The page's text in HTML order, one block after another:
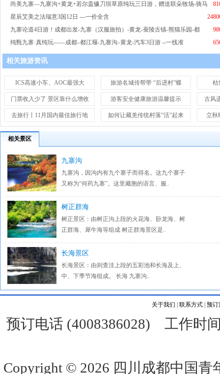
尚美九寨—九寨沟+黄龙+若尔盖镰刀坝草原纯玩三日游，赠送联朵牧场-骑马
星辰艾美之法瑞意3国12日 ---一价全含
九寨论道4日游！成都出发-九寨（汉服旅拍）-黄龙-蚕陵古镇-熊猫乐园-都
纯甄九寨·真纯玩——成都–都江堰-九寨沟–黄龙-汽车3日游 --一线准
相关旅游资讯
ICS高速小车、AOC最强大 旅游名城传帮带 “后进村”蝶 枯
门票收入少了 景区靠什么增收 游客安全健康旅游温馨提示 古风
去旅行丨11月国内最佳旅行地 如何让藏羌传统村落“活”起来 立秋
相关景区
九寨沟
九寨沟，因沟内有九个寨子而得名。这九个寨子
又称为“何药九寨”。这里藏胞的语言、服..
树正群海
树正景区：由树正沟上段的火花海、卧龙海、树
正群海、犀牛海等组成 树正群海景区是..
长海景区
长海景区：由则查洼上段的五彩池和长海及上、
中、下季节海组成。 长海 九寨沟..
关于我们 联系方式| 预订
预订电话 (4008386028) 工作时
Copyright © 2026 四川成都中国青